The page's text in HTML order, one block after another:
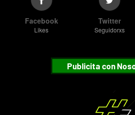
Facebook
Likes
Twitter
Seguidorxs
Publicita con